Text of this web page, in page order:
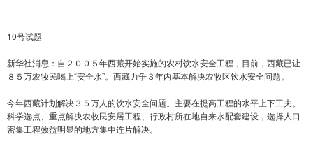
10号试题
新华社消息：自２００５年西藏开始实施的农村饮水安全工程，目前，西藏已让
８５万农牧民喝上“安全水”。西藏力争３年内基本解决农牧区饮水安全问题。
今年西藏计划解决３５万人的饮水安全问题。主要在提高工程的水平上下工夫。
科学选点、重点解决农牧民安居工程、行政村所在地自来水配套建设，选择人口
密集工程效益明显的地方集中连片解决。